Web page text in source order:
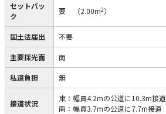
セットバッ
ク
要 （2.00m2）
国土法届出 不要
主要採光面 南
私道負担 無
接道状況
東：幅員4.2mの公道に10.3m接道
南：幅員3.7mの公道に7.7m接道